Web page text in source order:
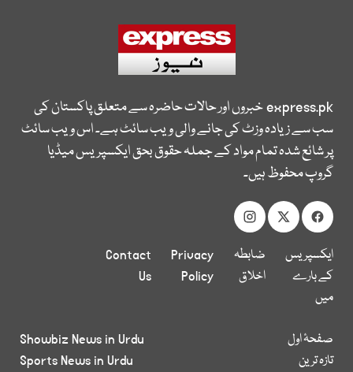
express.pkخبروں اور حالات حاضرہ سے متعلق پاکستان کی
سب سے زیادہ وزٹ کی جانے والی ویب سائٹ ہے۔ اس ویب سائٹ
پر شائع شدہ تمام مواد کے جملہ حقوق بحق ایکسپریس میڈیا
گروپ محفوظ ہیں۔
ایکسپریس
کے بارے
میں
ضابطہ
اخلاق
Privacy
Policy
Contact
Us
صفحۂ اول
تازہ ترین
Showbiz News in Urdu
Sports News in Urdu